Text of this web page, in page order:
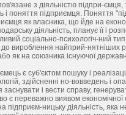
з діяльністю підпри-
і поняття підприємця. Поняття
як власника, що йде на
діяльність, планує її і
соціально-психологіч-ний
до вироблення найприй-нятніших
як на союзника існуючої
є суб'єктом пошуку і
здійсненні но-вовведень і
і вести справу,
переважно виявом економічної
ницьку діяльність, яка